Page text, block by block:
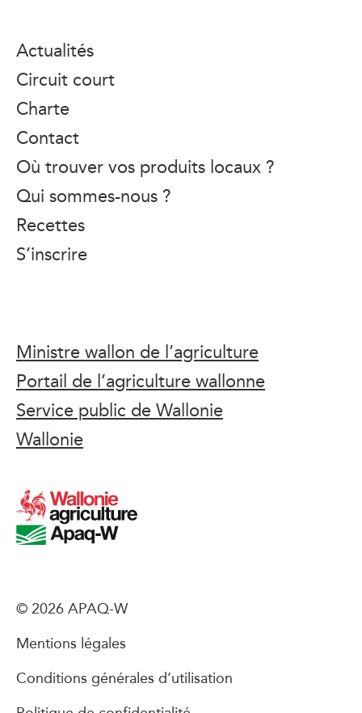
Actualités
Circuit court
Charte
Contact
Où trouver vos produits locaux ?
Qui sommes-nous ?
Recettes
S’inscrire
Ministre wallon de l’agriculture
Portail de l’agriculture wallonne
Service public de Wallonie
Wallonie
© 2026 APAQ-W
Mentions légales
Conditions générales d’utilisation